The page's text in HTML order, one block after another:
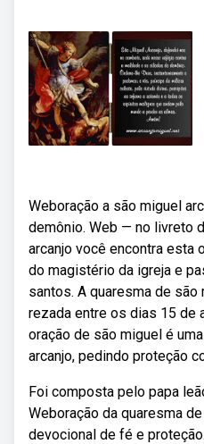
Weboração a são miguel
demônio. Web — no livreto
arcanjo você encontra esta
do magistério da igreja e
santos. A quaresma de
rezada entre os dias 15 de
oração de são miguel é
arcanjo, pedindo proteção
Foi composta pelo papa
Weboração da quaresma
devocional de fé e proteção.